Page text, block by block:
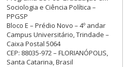
Sociologia e Ciência Política –
PPGSP
Bloco E – Prédio Novo – 4º andar
Campus Universitário, Trindade –
Caixa Postal 5064
CEP: 88035-972 – FLORIANÓPOLIS,
Santa Catarina, Brasil